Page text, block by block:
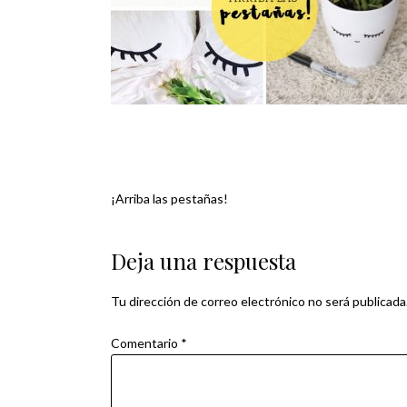
Navegación
de
entradas
¡Arriba las pestañas!
Deja una respuesta
Tu dirección de correo electrónico no será
Comentario *